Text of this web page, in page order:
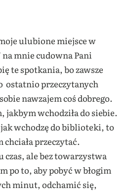
ulubione miejsce w
na mnie cudowna Pani
te spotkania, bo zawsze
ostatnio przeczytanych
nawzajem coś dobrego.
jakbym wchodziła do siebie.
jak wchodzę do biblioteki, to
chciała przeczytać.
czas, ale bez towarzystwa
po to, aby pobyć w błogim
minut, odchamić się,